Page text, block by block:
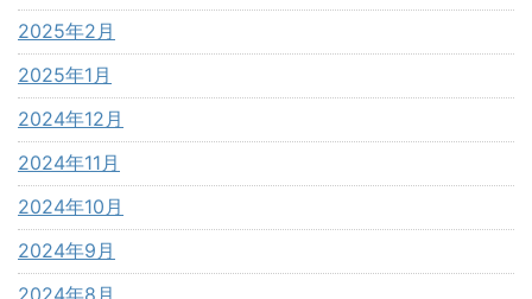
2025年2月
2025年1月
2024年12月
2024年11月
2024年10月
2024年9月
2024年8月